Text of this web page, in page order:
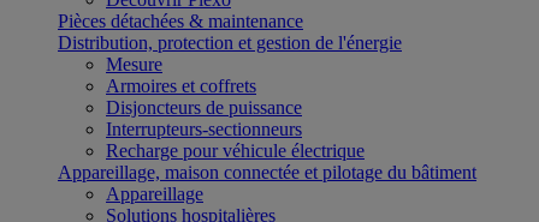
Pièces détachées & maintenance
Distribution, protection et gestion de l'énergie
Mesure
Armoires et coffrets
Disjoncteurs de puissance
Interrupteurs-sectionneurs
Recharge pour véhicule électrique
Appareillage, maison connectée et pilotage du bâtiment
Appareillage
Solutions hospitalières